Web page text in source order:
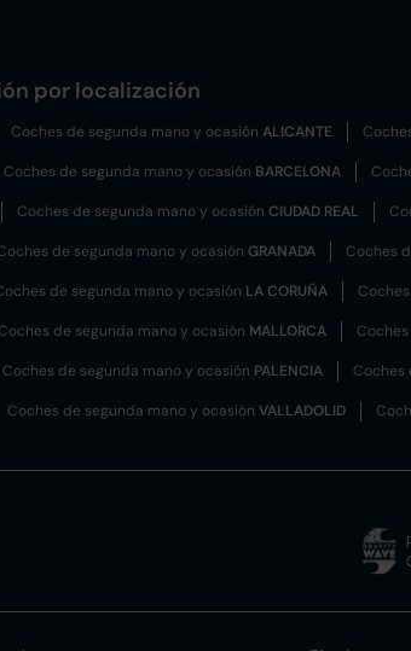
por localización
Coches de segunda mano y ocasión ALICANTE
Coches de segunda mano y ocasión BARCELONA
Coches de segunda mano y ocasión CIUDAD REAL
de segunda mano y ocasión GRANADA Coches
de segunda mano y ocasión LA CORUÑA
de segunda mano y ocasión MALLORCA
Coches de segunda mano y ocasión PALENCIA Coches
Coches de segunda mano y ocasión VALLADOLID